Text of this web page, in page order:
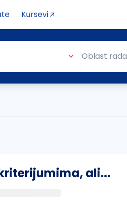
Kursevi
Oblast rada
ali...